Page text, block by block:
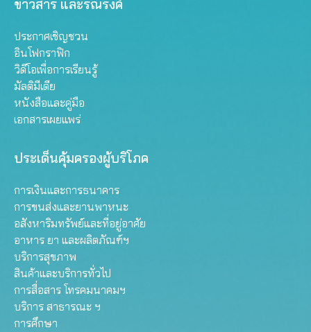
ข่าวสาร และรณรงค์
ประกาศเชิญชวน
อินโฟกราฟิก
วิดีโอเพื่อการเรียนรู้
มัลติมีเดีย
หนังสือและคู่มือ
เอกสารเผยแพร่
ประเด็นคุ้มครองผู้บริโภค
การเงินและการธนาคาร
การขนส่งและยานพาหนะ
อสังหาริมทรัพย์และที่อยู่อาศัย
อาหาร ยา และผลิตภัณฑ์ฯ
บริการสุขภาพ
สินค้าและบริการทั่วไป
การสื่อสาร โทรคมนาคมฯ
บริการ สาธารณะ ฯ
การศึกษา